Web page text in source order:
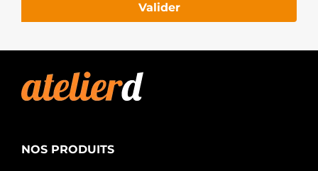
Valider
NOS PRODUITS